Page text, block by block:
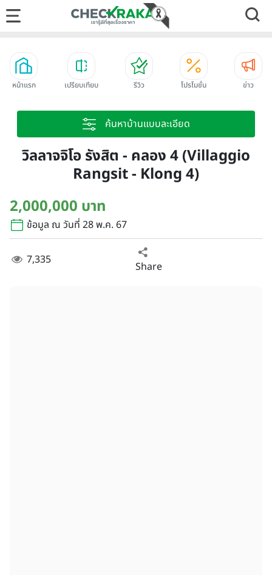
หน้าแรก เปรียบเทียบ รีวิว โปรโมชั่น ข่าว
ค้นหาบ้านแบบละเอียด
วิลลาจจิโอ รังสิต - คลอง 4 (Villaggio
Rangsit - Klong 4)
2,000,000 บาท
ข้อมูล ณ วันที่ 28 พ.ค. 67
7,335 Share